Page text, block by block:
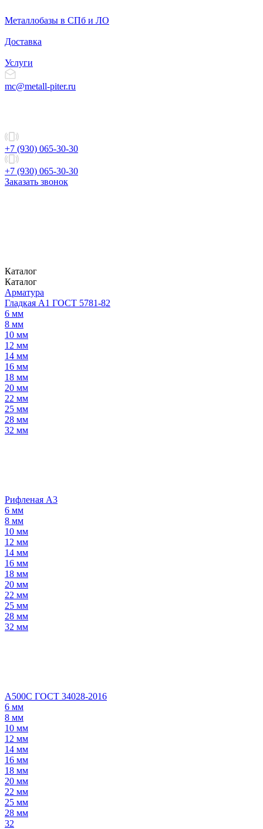
Металлобазы в СПб и ЛО
Доставка
Услуги
mc@metall-piter.ru
+7 (930) 065-30-30
+7 (930) 065-30-30
Заказать звонок
Каталог
Каталог
Арматура
Гладкая А1 ГОСТ 5781-82
6 мм
8 мм
10 мм
12 мм
14 мм
16 мм
18 мм
20 мм
22 мм
25 мм
28 мм
32 мм
Рифленая А3
6 мм
8 мм
10 мм
12 мм
14 мм
16 мм
18 мм
20 мм
22 мм
25 мм
28 мм
32 мм
А500С ГОСТ 34028-2016
6 мм
8 мм
10 мм
12 мм
14 мм
16 мм
18 мм
20 мм
22 мм
25 мм
28 мм
32